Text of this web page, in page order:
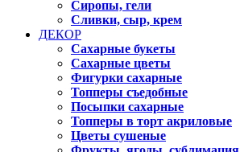
Сиропы, гели
Сливки, сыр, крем
ДЕКОР
Сахарные букеты
Сахарные цветы
Фигурки сахарные
Топперы съедобные
Посыпки сахарные
Топперы в торт акриловые
Цветы сушеные